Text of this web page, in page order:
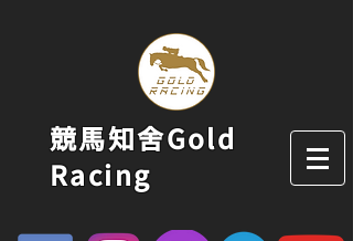
競馬知舍Gold
Racing